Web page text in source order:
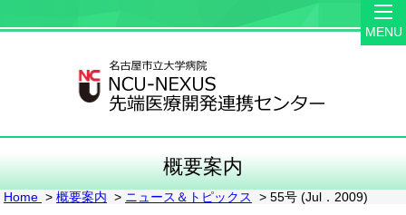
MENU
概要案内
Home > 概要案内 > ニュース＆トピックス > 55号 (Jul．2009)